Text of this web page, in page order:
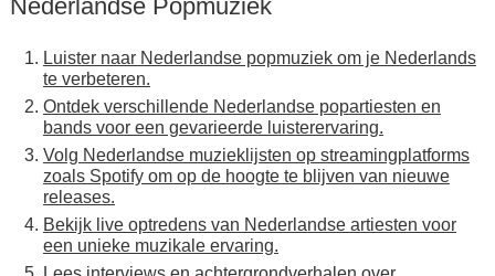
Nederlandse Popmuziek
Luister naar Nederlandse popmuziek om je Nederlands
te verbeteren.
Ontdek verschillende Nederlandse popartiesten en
bands voor een gevarieerde luisterervaring.
Volg Nederlandse muzieklijsten op streamingplatforms
zoals Spotify om op de hoogte te blijven van nieuwe
releases.
Bekijk live optredens van Nederlandse artiesten voor
een unieke muzikale ervaring.